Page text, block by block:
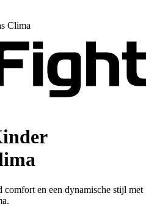
Clima
comfort en een dynamische stijl met